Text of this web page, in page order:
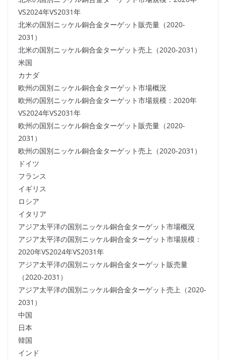
VS2024年VS2031年
北米の国別ニッケル銅合金ターゲット販売量（2020-
2031）
北米の国別ニッケル銅合金ターゲット売上（2020-2031）
米国
カナダ
欧州の国別ニッケル銅合金ターゲット市場概況
欧州の国別ニッケル銅合金ターゲット市場規模：2020年
VS2024年VS2031年
欧州の国別ニッケル銅合金ターゲット販売量（2020-
2031）
欧州の国別ニッケル銅合金ターゲット売上（2020-2031）
ドイツ
フランス
イギリス
ロシア
イタリア
アジア太平洋の国別ニッケル銅合金ターゲット市場概況
アジア太平洋の国別ニッケル銅合金ターゲット市場規模：
2020年VS2024年VS2031年
アジア太平洋の国別ニッケル銅合金ターゲット販売量
（2020-2031）
アジア太平洋の国別ニッケル銅合金ターゲット売上（2020-
2031）
中国
日本
韓国
インド